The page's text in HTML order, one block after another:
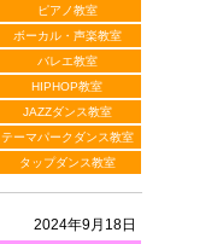
ピアノ教室
ボーカル・声楽教室
バレエ教室
HIPHOP教室
JAZZダンス教室
テーマパークダンス教室
タップダンス教室
2024年9月18日